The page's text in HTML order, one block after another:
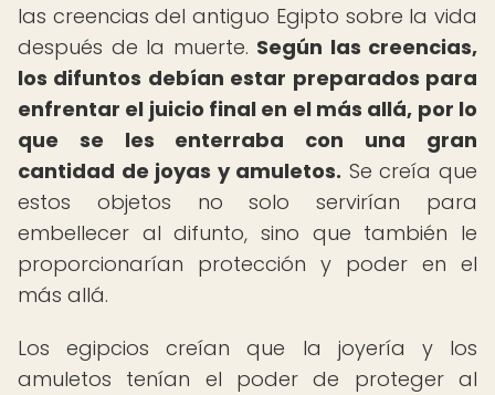
las creencias del antiguo Egipto sobre la vida
después de la muerte. Según las creencias,
los difuntos debían estar preparados para
enfrentar el juicio final en el más allá, por lo
que se les enterraba con una gran
cantidad de joyas y amuletos. Se creía que
estos objetos no solo servirían para
embellecer al difunto, sino que también le
proporcionarían protección y poder en el
más allá.
Los egipcios creían que la joyería y los
amuletos tenían el poder de proteger al